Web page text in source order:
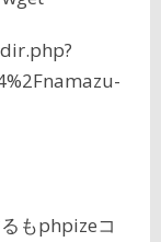
もphpizeコ